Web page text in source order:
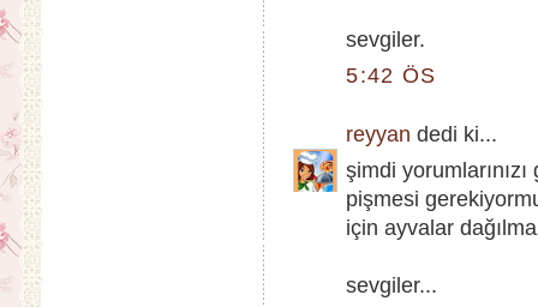
sevgiler.
5:42 ÖS
reyyan dedi ki...
şimdi
pişmesi
için ayvalar
sevgiler...